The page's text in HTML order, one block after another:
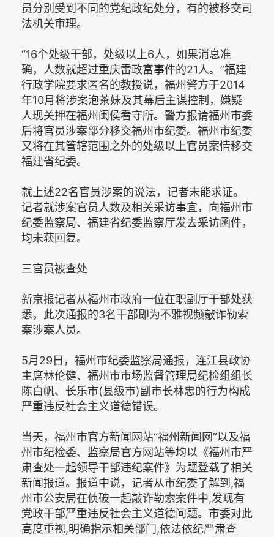
员分别受到不同的党纪政纪处分，有的被移交司
法机关审理。
“16个处级干部，处级以上6人，如果消息准
确，人数就超过重庆雷政富事件的21人。”福建
行政学院要求匿名的教授说，福州警方于2014
年10月将涉案泡茶妹及其幕后主谋控制，嫌疑
人现关押在福州闽侯看守所。警方报请福州市委
后将官员涉案部分移交福州市纪委。福州市纪委
又将在其管辖范围之外的处级以上官员案情移交
福建省纪委。
就上述22名官员涉案的说法，记者未能求证。
记者就涉案官员人数及相关采访事宜，向福州市
纪委监察局、福建省纪委监察厅发去采访函件，
均未获回复。
三官员被查处
新京报记者从福州市政府一位在职副厅干部处获
悉，此次通报的3名干部即为不雅视频敲诈勒索
案涉案人员。
5月29日，福州市纪委监察局通报，连江县政协
主席林伦健、福州市市场监督管理局纪检组组长
陈白帆、长乐市(县级市)副市长林忠的行为构成
严重违反社会主义道德错误。
当天，福州市官方新闻网站“福州新闻网”以及福
州市纪检委、监察局官方网站等均以《福州市严
肃查处一起领导干部违纪案件》为题登载了相关
新闻报道。报道中说，记者从市纪委了解到,福
州市公安局在侦破一起敲诈勒索案件中,发现有
党政干部严重违反社会主义道德问题。市委对此
高度重视,明确指示相关部门,依法依纪严肃查